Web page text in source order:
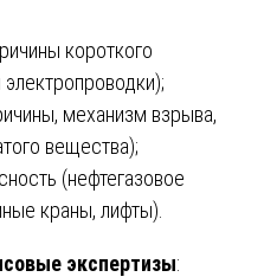
короткого
механизм взрыва,
вещества);
(нефтегазовое
краны, лифты).
экспертизы: